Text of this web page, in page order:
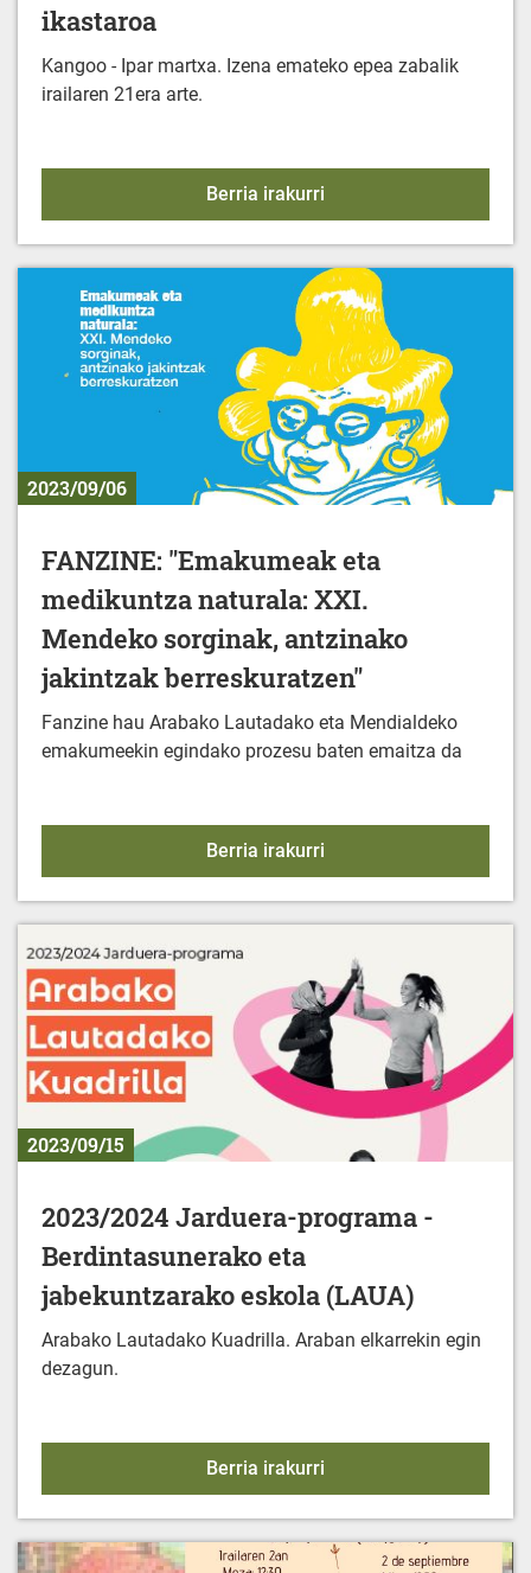
ikastaroa
Kangoo - Ipar martxa. Izena emateko epea zabalik
irailaren 21era arte.
Berria irakurri
2023/09/06
FANZINE: "Emakumeak eta
medikuntza naturala: XXI.
Mendeko sorginak, antzinako
jakintzak berreskuratzen"
Fanzine hau Arabako Lautadako eta Mendialdeko
emakumeekin egindako prozesu baten emaitza da
Berria irakurri
2023/09/15
2023/2024 Jarduera-programa -
Berdintasunerako eta
jabekuntzarako eskola (LAUA)
Arabako Lautadako Kuadrilla. Araban elkarrekin egin
dezagun.
Berria irakurri